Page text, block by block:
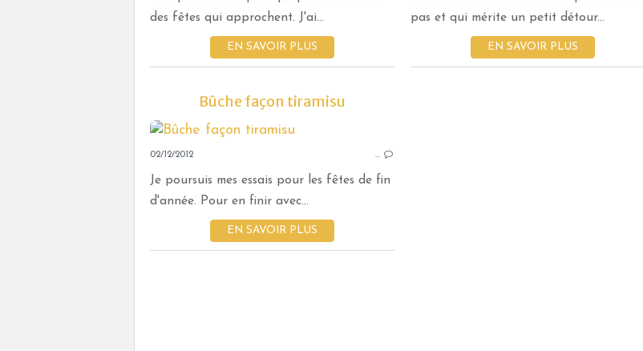
des fêtes qui approchent. J'ai...
EN SAVOIR PLUS
pas et qui mérite un petit détour...
EN SAVOIR PLUS
Bûche façon tiramisu
02/12/2012 …
Je poursuis mes essais pour les fêtes de fin
d'année. Pour en finir avec...
EN SAVOIR PLUS